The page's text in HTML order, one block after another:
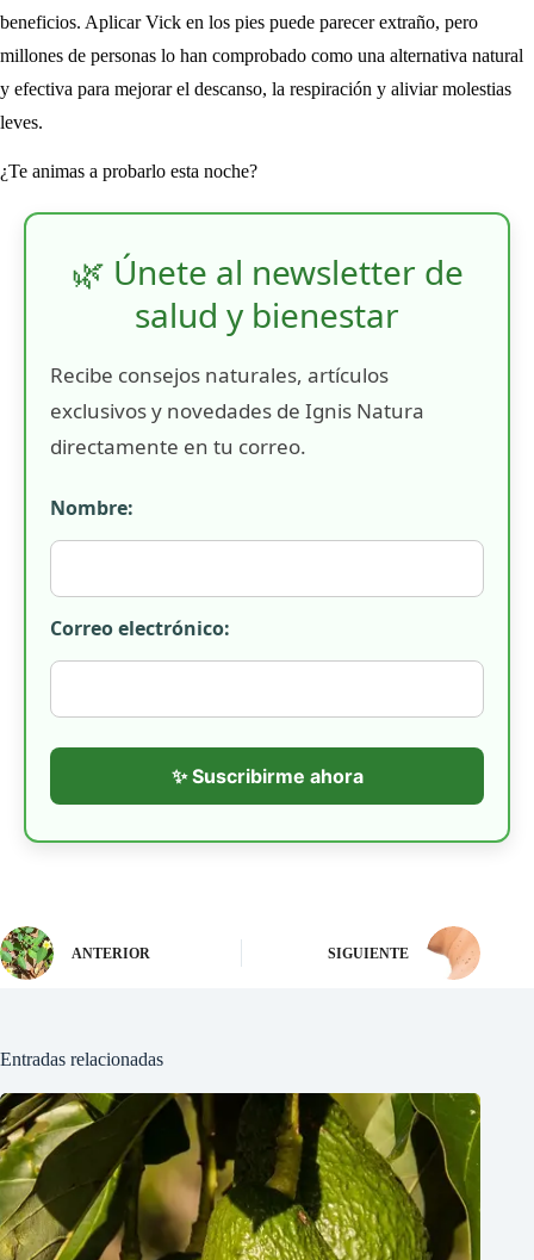
beneficios. Aplicar Vick en los pies puede parecer extraño, pero
millones de personas lo han comprobado como una alternativa natural
y efectiva para mejorar el descanso, la respiración y aliviar molestias
leves.
¿Te animas a probarlo esta noche?
🌿 Únete al newsletter de
salud y bienestar
Recibe consejos naturales, artículos
exclusivos y novedades de Ignis Natura
directamente en tu correo.
Nombre:
Correo electrónico:
✨ Suscribirme ahora
ANTERIOR SIGUIENTE
Entradas relacionadas